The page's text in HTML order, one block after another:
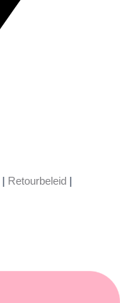
Retourbeleid